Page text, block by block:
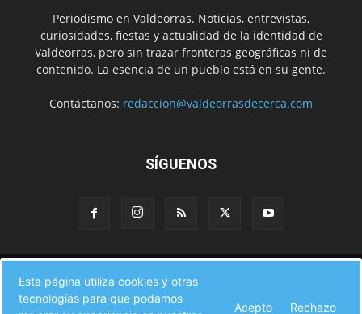
Periodismo en Valdeorras. Noticias, entrevistas,
curiosidades, fiestas y actualidad de la identidad de
Valdeorras, pero sin trazar fronteras geográficas ni de
contenido. La esencia de un pueblo está en su gente.
Contáctanos: redaccion@valdeorrasdecerca.com
SÍGUENOS
A pie de calle
Fiestas Eventos Cultura
CAMINO DE INVIERNO
Agenda Comercial Sucesos Contacto
Esta página utiliza cookies y otras
tecnologías para que podamos
Acepto Rechazo